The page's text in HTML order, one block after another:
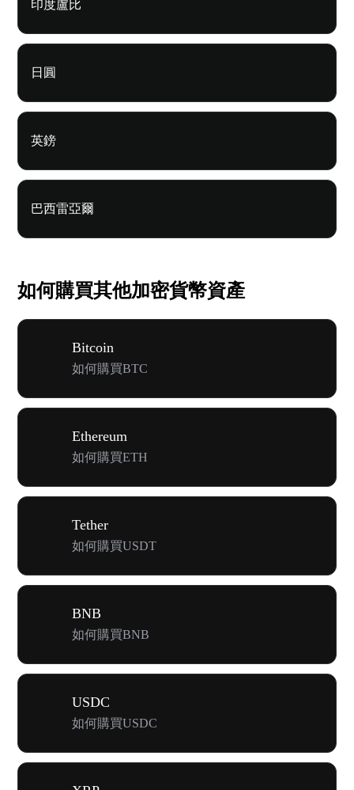
印度盧比
日圓
英鎊
巴西雷亞爾
如何購買其他加密貨幣資產
Bitcoin
如何購買BTC
Ethereum
如何購買ETH
Tether
如何購買USDT
BNB
如何購買BNB
USDC
如何購買USDC